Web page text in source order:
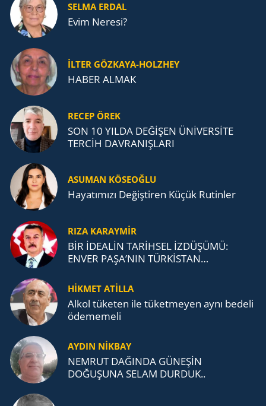
SELMA ERDAL
Evim Neresi?
İLTER GÖZKAYA-HOLZHEY
HABER ALMAK
RECEP ÖREK
SON 10 YILDA DEĞİŞEN ÜNİVERSİTE
TERCİH DAVRANIŞLARI
ASUMAN KÖSEOĞLU
Ha­ya­tı­mı­zı De­ğiş­ti­ren Küçük Ru­tin­ler
RIZA KARAYMIR
BİR İDEALİN TARİHSEL İZDÜŞÜMÜ:
ENVER PAŞA’NIN TÜRKİSTAN
TEŞKİLATI’NA UZANAN MİRASI
HİKMET ATİLLA
Alkol tü­ke­ten ile tü­ket­me­yen aynı be­de­li
öde­me­me­li
AYDIN NİKBAY
NEMRUT DAĞINDA GÜNEŞİN
DOĞUŞUNA SELAM DURDUK..